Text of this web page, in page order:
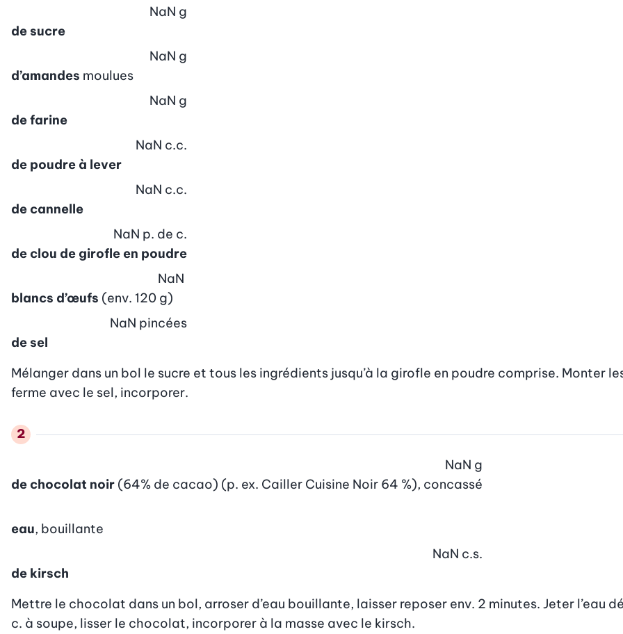
de sucre
NaN g
d’amandes moulues
NaN g
de farine
NaN g
de poudre à lever
NaN c.c.
de cannelle
NaN c.c.
de clou de girofle en poudre
NaN p. de c.
blancs d’œufs (env. 120 g)
NaN
de sel
NaN pincées
Mélanger dans un bol le sucre et tous les ingrédients jusqu’à la girofle en poudre comprise. Monter
ferme avec le sel, incorporer.
de chocolat noir (64% de cacao) (p. ex. Cailler Cuisine Noir 64 %), concassé
NaN g
eau, bouillante
de kirsch
NaN c.s.
Mettre le chocolat dans un bol, arroser d’eau bouillante, laisser reposer env. 2 minutes. Jeter l’eau
c. à soupe, lisser le chocolat, incorporer à la masse avec le kirsch.